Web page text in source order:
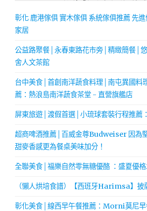
彰化 鹿港傢俱 實木傢俱 系統傢俱推薦 先
家居
公益路聚餐│永春東路花市旁│精緻簡餐│
舍人文茶館
台中美食│首創南洋蔬食料理│南屯異國料
薦：熱浪島南洋蔬食茶堂 - 直營旗艦店
屏東旅遊│渡假首選│小琉球套裝行程推薦
超商啤酒推薦│百威金尊Budweiser 因為
甜麥香感更為餐桌美味加分！
全聯美食│福樂自然零無糖優酪 ：盛夏優
（懶人烘培食譜）【西班牙Harimsa】披
彰化美食│線西早午餐推薦：Morni莫尼早